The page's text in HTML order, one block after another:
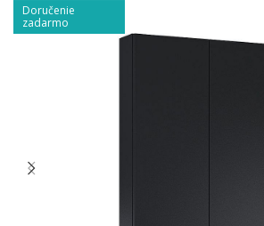
Doručenie
zadarmo